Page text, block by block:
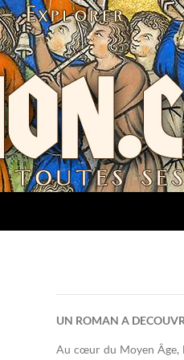
UN ROMAN A
Au cœur du Moyen Âge,